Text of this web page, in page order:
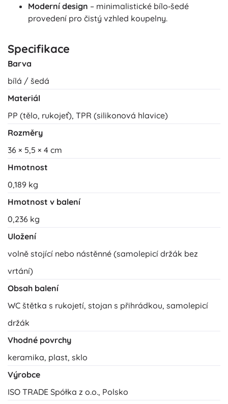
Moderní design – minimalistické bílo‑šedé
provedení pro čistý vzhled koupelny.
Specifikace
Barva
bílá / šedá
Materiál
PP (tělo, rukojeť), TPR (silikonová hlavice)
Rozměry
36 × 5,5 × 4 cm
Hmotnost
0,189 kg
Hmotnost v balení
0,236 kg
Uložení
volně stojící nebo nástěnné (samolepicí držák bez
vrtání)
Obsah balení
WC štětka s rukojetí, stojan s přihrádkou, samolepicí
držák
Vhodné povrchy
keramika, plast, sklo
Výrobce
ISO TRADE Spółka z o.o., Polsko